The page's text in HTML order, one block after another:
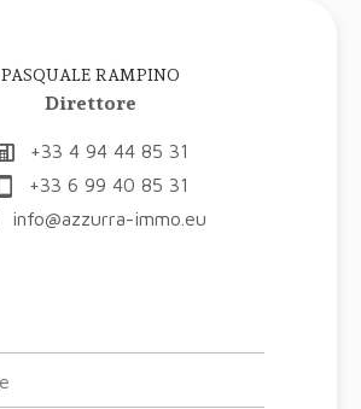
PASQUALE RAMPINO
Direttore
+33 4 94 44 85 31
+33 6 99 40 85 31
info@azzurra-immo.eu